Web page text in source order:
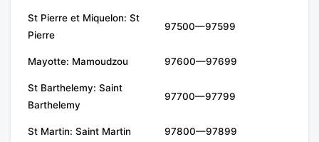
St Pierre et Miquelon: St
Pierre
97500—97599
Mayotte: Mamoudzou 97600—97699
St Barthelemy: Saint
Barthelemy
97700—97799
St Martin: Saint Martin 97800—97899